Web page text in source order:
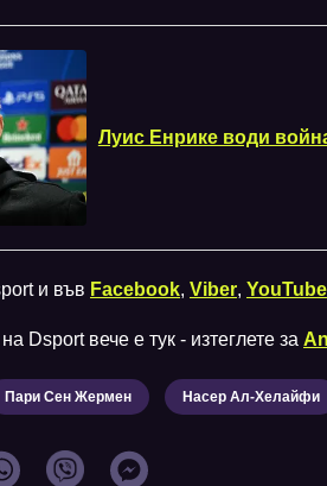
Луис Енрике води
и във Facebook, Viber, YouTube
Dsport вече е тук - изтеглете за
Пари Сен Жермен Насер Ал-Хелайфи